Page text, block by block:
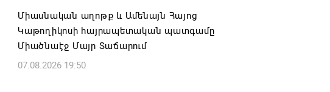
Միասնական աղոթք և Ամենայն Հայոց
Կաթողիկոսի հայրապետական պատգամը
Միածնաէջ Մայր Տաճարում
07.08.2026 19:50